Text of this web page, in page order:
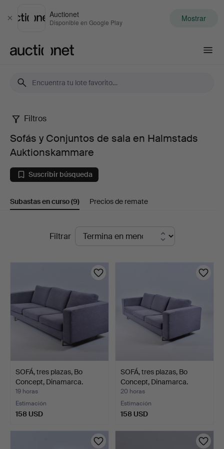
Cerrar
Auctionet
Disponible en Google Play Mostrar
Sofás
Conjuntos
de
Halmstads
Auktionskammare
Filtros
Sofás y Conjuntos de sala en Halmstads
Auktionskammare
Suscribir búsqueda
Subastas en curso(9) Precios de remate
SubastasFiltrar
SOFÁ, tres plazas, Bo
Concept, Dinamarca.
19 horas
Estimación
158 USD
SOFÁ, tres plazas, Bo
Concept, Dinamarca.
20 horas
Estimación
158 USD